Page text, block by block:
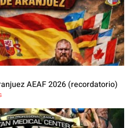
AEAF 2026 (recordatorio)